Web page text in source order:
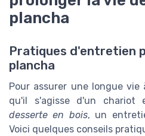
plancha
Pratiques d'entretien
plancha
Pour assurer une longue vie
qu'il s'agisse d'un chariot
desserte en bois, un
Voici quelques conseils